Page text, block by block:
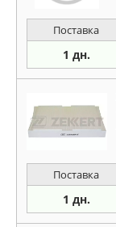
Поставка
1 дн.
Поставка
1 дн.